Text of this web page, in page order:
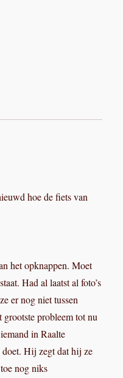
hoe de fiets van
het opknappen. Moet
Had al laatst al foto’s
er nog niet tussen
probleem tot nu
in Raalte
doet. Hij zegt dat hij ze
nog niks